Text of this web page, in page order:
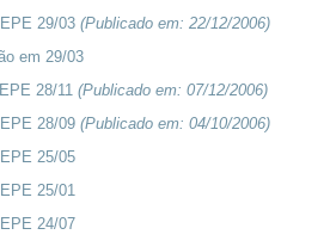
29/03 (Publicado em: 22/12/2006)
em 29/03
28/11 (Publicado em: 07/12/2006)
28/09 (Publicado em: 04/10/2006)
25/05
25/01
24/07